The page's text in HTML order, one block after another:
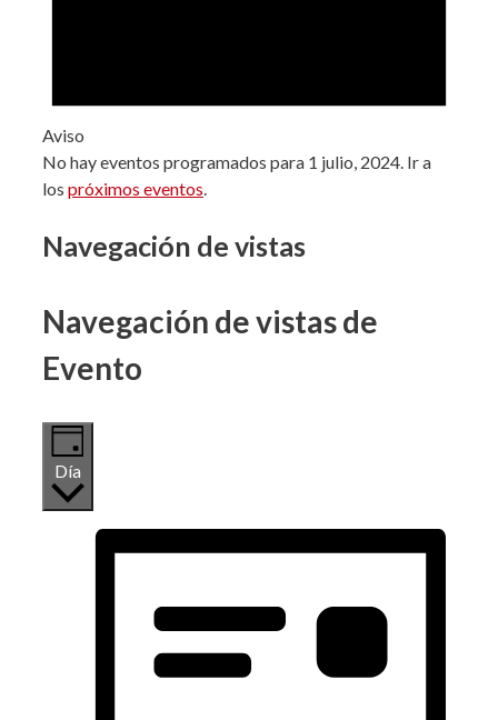
Aviso
No hay eventos programados para 1 julio, 2024. Ir a
los próximos eventos.
Navegación de vistas
Navegación de vistas de
Evento
Día